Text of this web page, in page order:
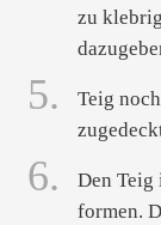
zu
5.
Teig
6.
Den Teig
formen.